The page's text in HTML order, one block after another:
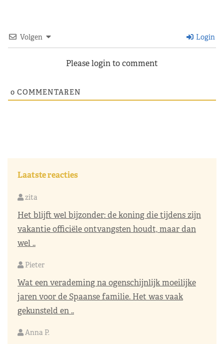
Volgen Login
Please login to comment
0 COMMENTAREN
Laatste reacties
zita
Het blijft wel bijzonder: de koning die tijdens zijn
vakantie officiële ontvangsten houdt, maar dan
wel ..
Pieter
Wat een verademing na ogenschijnlijk moeilijke
jaren voor de Spaanse familie. Het was vaak
gekunsteld en ..
Anna P.